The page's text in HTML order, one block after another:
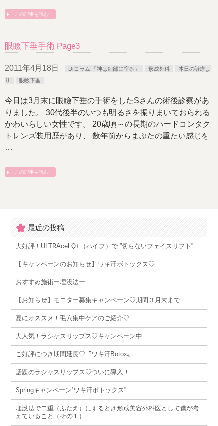
この記事を読む
眼瞼下垂手術 Page3
2011年4月18日 Drコラム 「神は細部に宿る」 形成外科
本日の診療よ
り
眼瞼下垂
今日は3月末に眼瞼下垂の手術をしたSさんの術後診察があ
りました。 30代後半のいつも明るさを振りまいておられる
かわいらしい女性です。 20歳頃～の長期のハードコンタク
トレンズ装用歴があり、 数年前からまぶたの重たい感じを
…
この記事を読む
最近の投稿
大好評！ULTRAcel Q+（ハイフ）で ”切らないフェイスリフト”
【キャンペーンのお知らせ】ワキ汗ボトックス♡
おすすめ施術ー埋没法ー
【お知らせ】モニター募集キャンペーン♡期間３月末まで
夏にオススメ！毛穴集中ケアのご紹介♡
大人気！ラシャスリップス♡キャンペーン中
ご好評につき期間延長♡〝ワキ汗Botox〟
話題のラシャスリップス♡ついに導入！
Springキャンペーン”ワキ汗ボトックス”
埋没法で二重（ふたえ）にするとき形成美容外科医として僕が考
えていること（その１）